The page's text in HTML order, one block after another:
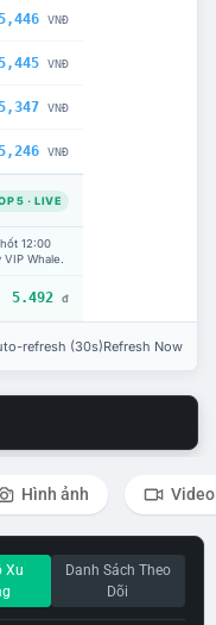
VNĐ
VNĐ
VNĐ
VNĐ
5 · LIVE
12:00
Whale.
5.492 đ
refresh (30s)Refresh Now
Hình ảnh Video
Xu
Danh Sách Theo
Dõi